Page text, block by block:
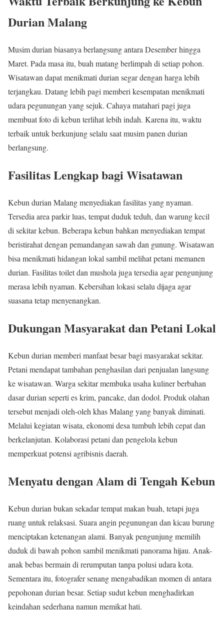
Durian Malang
Musim durian biasanya berlangsung antara Desember hingga
Maret. Pada masa itu, buah matang berlimpah di setiap pohon.
Wisatawan dapat menikmati durian segar dengan harga lebih
terjangkau. Datang lebih pagi memberi kesempatan menikmati
udara pegunungan yang sejuk. Cahaya matahari pagi juga
membuat foto di kebun terlihat lebih indah. Karena itu, waktu
terbaik untuk berkunjung selalu saat musim panen durian
berlangsung.
Fasilitas Lengkap bagi Wisatawan
Kebun durian Malang menyediakan fasilitas yang nyaman.
Tersedia area parkir luas, tempat duduk teduh, dan warung kecil
di sekitar kebun. Beberapa kebun bahkan menyediakan tempat
beristirahat dengan pemandangan sawah dan gunung. Wisatawan
bisa menikmati hidangan lokal sambil melihat petani memanen
durian. Fasilitas toilet dan mushola juga tersedia agar pengunjung
merasa lebih nyaman. Kebersihan lokasi selalu dijaga agar
suasana tetap menyenangkan.
Dukungan Masyarakat dan Petani Lokal
Kebun durian memberi manfaat besar bagi masyarakat sekitar.
Petani mendapat tambahan penghasilan dari penjualan langsung
ke wisatawan. Warga sekitar membuka usaha kuliner berbahan
dasar durian seperti es krim, pancake, dan dodol. Produk olahan
tersebut menjadi oleh-oleh khas Malang yang banyak diminati.
Melalui kegiatan wisata, ekonomi desa tumbuh lebih cepat dan
berkelanjutan. Kolaborasi petani dan pengelola kebun
memperkuat potensi agribisnis daerah.
Menyatu dengan Alam di Tengah Kebun
Kebun durian bukan sekadar tempat makan buah, tetapi juga
ruang untuk relaksasi. Suara angin pegunungan dan kicau burung
menciptakan ketenangan alami. Banyak pengunjung memilih
duduk di bawah pohon sambil menikmati panorama hijau. Anak-
anak bebas bermain di rerumputan tanpa polusi udara kota.
Sementara itu, fotografer senang mengabadikan momen di antara
pepohonan durian besar. Setiap sudut kebun menghadirkan
keindahan sederhana namun memikat hati.